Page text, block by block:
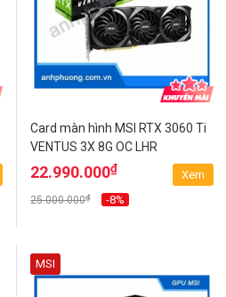
Card màn hình MSI RTX 3060 Ti
VENTUS 3X 8G OC LHR
22.990.000₫
25.000.000₫ -8%
Xem
MSI